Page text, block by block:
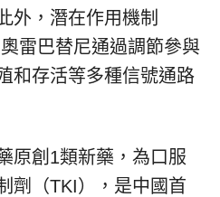
外，潛在作用機制
雷巴替尼通過調節參與
和存活等多種信號通路
原創1類新藥，為口服
劑（TKI），是中國首